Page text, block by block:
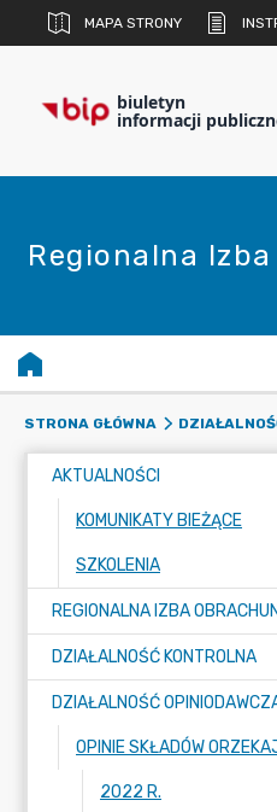
MAPA STRONY
biuletyn
informacji
Regionalna
STRONA GŁÓWNA
AKTUALNOŚCI
KOMUNIKATY BIEŻĄCE
SZKOLENIA
DZIAŁALNOŚĆ KONTROLNA
DZIAŁALNOŚĆ
2022 R.